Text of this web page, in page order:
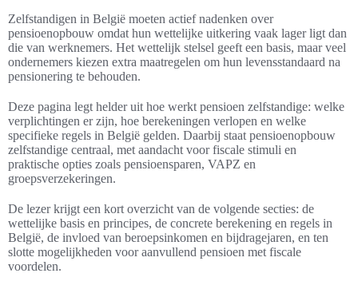
Zelfstandigen in België moeten actief nadenken over
pensioenopbouw omdat hun wettelijke uitkering vaak lager ligt dan
die van werknemers. Het wettelijk stelsel geeft een basis, maar veel
ondernemers kiezen extra maatregelen om hun levensstandaard na
pensionering te behouden.
Deze pagina legt helder uit hoe werkt pensioen zelfstandige: welke
verplichtingen er zijn, hoe berekeningen verlopen en welke
specifieke regels in België gelden. Daarbij staat pensioenopbouw
zelfstandige centraal, met aandacht voor fiscale stimuli en
praktische opties zoals pensioensparen, VAPZ en
groepsverzekeringen.
De lezer krijgt een kort overzicht van de volgende secties: de
wettelijke basis en principes, de concrete berekening en regels in
België, de invloed van beroepsinkomen en bijdragejaren, en ten
slotte mogelijkheden voor aanvullend pensioen met fiscale
voordelen.